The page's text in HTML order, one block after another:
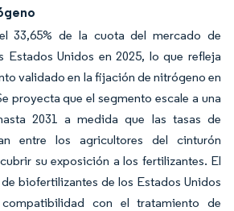
33,65% de la cuota del mercado de
Estados Unidos en 2025, lo que refleja
validado en la fijación de nitrógeno en
proyecta que el segmento escale a una
2031 a medida que las tasas de
entre los agricultores del cinturón
su exposición a los fertilizantes. El
biofertilizantes de los Estados Unidos
con el tratamiento de